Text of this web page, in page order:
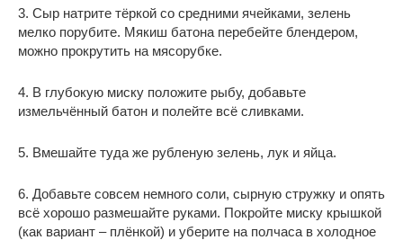
3. Сыр натрите тёркой со средними ячейками, зелень
мелко порубите. Мякиш батона перебейте блендером,
можно прокрутить на мясорубке.
4. В глубокую миску положите рыбу, добавьте
измельчённый батон и полейте всё сливками.
5. Вмешайте туда же рубленую зелень, лук и яйца.
6. Добавьте совсем немного соли, сырную стружку и опять
всё хорошо размешайте руками. Покройте миску крышкой
(как вариант – плёнкой) и уберите на полчаса в холодное